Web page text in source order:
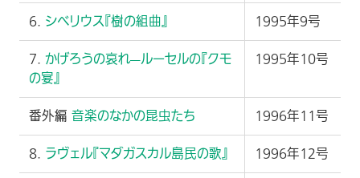
6. シベリウス『樹の組曲』 1995年9号
7. かげろうの哀れ—ルーセルの『クモ
の宴』
1995年10号
番外編 音楽のなかの昆虫たち 1996年11号
8. ラヴェル『マダガスカル島民の歌』 1996年12号